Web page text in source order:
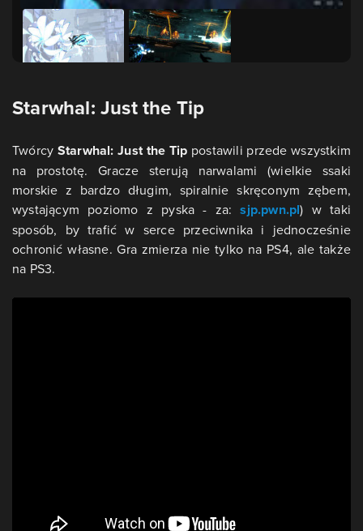
Starwhal: Just the Tip
Twórcy Starwhal: Just the Tip postawili przede wszystkim
na prostotę. Gracze sterują narwalami (wielkie ssaki
morskie z bardzo długim, spiralnie skręconym zębem,
wystającym poziomo z pyska - za:sjp.pwn.pl) w taki
sposób, by trafić w serce przeciwnika i jednocześnie
ochronić własne. Gra zmierza nie tylko na PS4, ale także
na PS3.